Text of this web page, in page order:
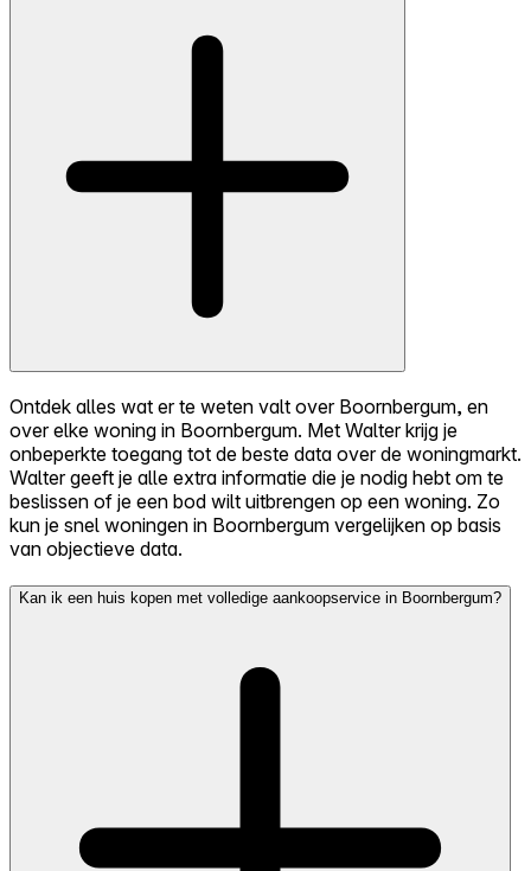
Ontdek alles wat er te weten valt over Boornbergum, en
over elke woning in Boornbergum. Met Walter krijg je
onbeperkte toegang tot de beste data over de woningmarkt.
Walter geeft je alle extra informatie die je nodig hebt om te
beslissen of je een bod wilt uitbrengen op een woning. Zo
kun je snel woningen in Boornbergum vergelijken op basis
van objectieve data.
Kan ik een huis kopen met volledige aankoopservice in Boornbergum?